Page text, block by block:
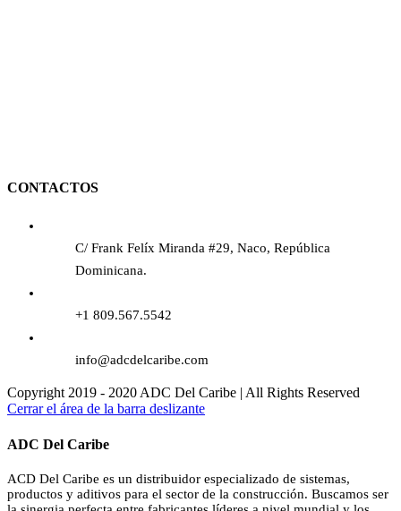
CONTACTOS
C/ Frank Felíx Miranda #29, Naco, República
Dominicana.
+1 809.567.5542
info@adcdelcaribe.com
Copyright 2019 - 2020 ADC Del Caribe | All Rights Reserved
Cerrar el área de la barra deslizante
ADC Del Caribe
ACD Del Caribe es un distribuidor especializado de sistemas,
productos y aditivos para el sector de la construcción. Buscamos ser